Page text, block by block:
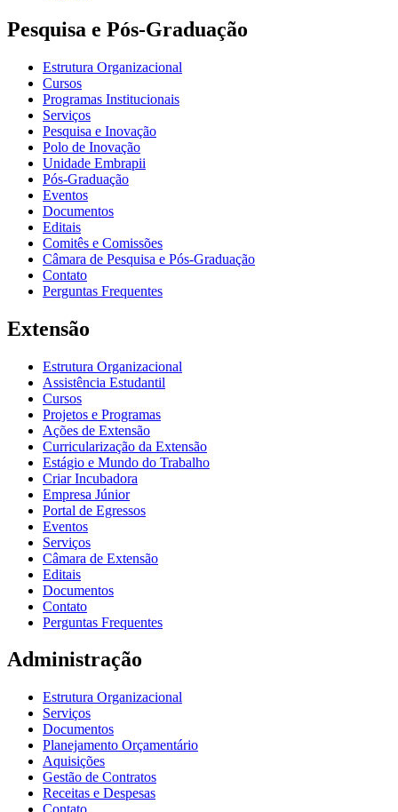
Pesquisa e Pós-Graduação
Estrutura Organizacional
Cursos
Programas Institucionais
Serviços
Pesquisa e Inovação
Polo de Inovação
Unidade Embrapii
Pós-Graduação
Eventos
Documentos
Editais
Comitês e Comissões
Câmara de Pesquisa e Pós-Graduação
Contato
Perguntas Frequentes
Extensão
Estrutura Organizacional
Assistência Estudantil
Cursos
Projetos e Programas
Ações de Extensão
Curricularização da Extensão
Estágio e Mundo do Trabalho
Criar Incubadora
Empresa Júnior
Portal de Egressos
Eventos
Serviços
Câmara de Extensão
Editais
Documentos
Contato
Perguntas Frequentes
Administração
Estrutura Organizacional
Serviços
Documentos
Planejamento Orçamentário
Aquisições
Gestão de Contratos
Receitas e Despesas